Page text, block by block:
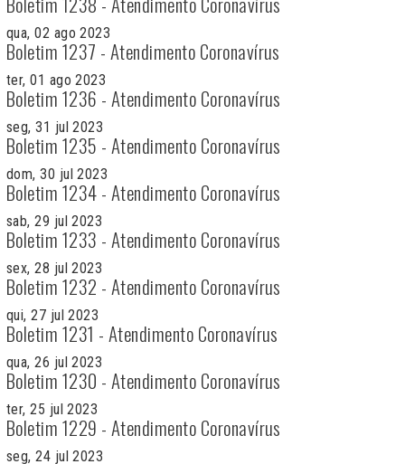
qua, 02 ago 2023
Boletim 1237 - Atendimento Coronavírus
ter, 01 ago 2023
Boletim 1236 - Atendimento Coronavírus
seg, 31 jul 2023
Boletim 1235 - Atendimento Coronavírus
dom, 30 jul 2023
Boletim 1234 - Atendimento Coronavírus
sab, 29 jul 2023
Boletim 1233 - Atendimento Coronavírus
sex, 28 jul 2023
Boletim 1232 - Atendimento Coronavírus
qui, 27 jul 2023
Boletim 1231 - Atendimento Coronavírus
qua, 26 jul 2023
Boletim 1230 - Atendimento Coronavírus
ter, 25 jul 2023
Boletim 1229 - Atendimento Coronavírus
seg, 24 jul 2023